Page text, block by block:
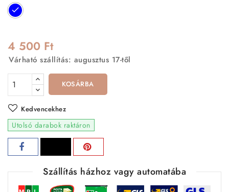
Kék
4 500 Ft
Várható szállítás: augusztus 17-től
KOSÁRBA
Kedvencekhez
Utolsó darabok raktáron
Szállítás házhoz vagy automatába